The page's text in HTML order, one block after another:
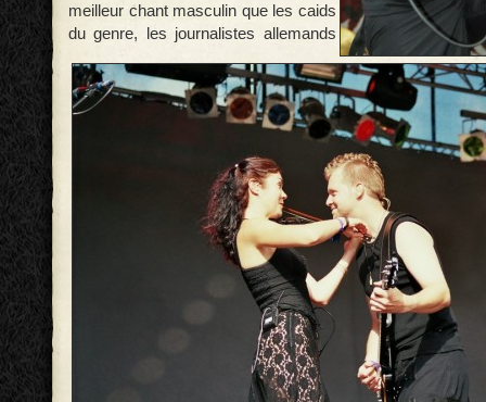
meilleur chant masculin que les caids
du genre, les journalistes allemands